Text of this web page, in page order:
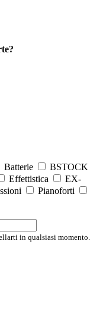
Batterie
BSTOCK
Effettistica
EX-
Pianoforti
in qualsiasi momento.